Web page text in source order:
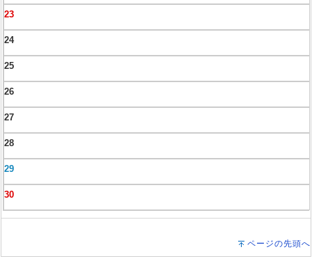
23
24
25
26
27
28
29
30
ページの先頭へ